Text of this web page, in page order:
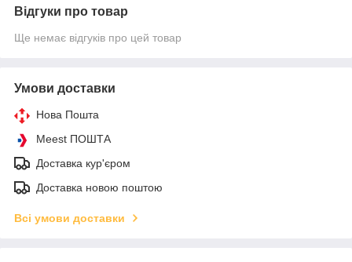
Відгуки про товар
Ще немає відгуків про цей товар
Умови доставки
Нова Пошта
Meest ПОШТА
Доставка кур'єром
Доставка новою поштою
Всі умови доставки